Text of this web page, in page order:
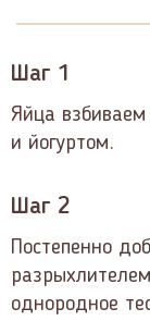
Шаг 1
Яйца
и йогуртом.
Шаг 2
Постепенно
однородное